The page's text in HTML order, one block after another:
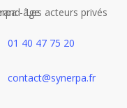
01 40 47 75 20
contact@synerpa.fr